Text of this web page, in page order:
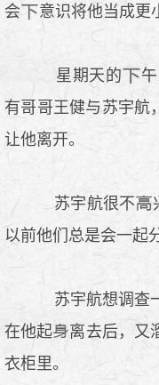
会
意识将他当成更
星期天的
有哥哥王健与苏宇航
让他离开。
苏宇航很不
以前他们总是会一起
苏宇航想调查
在他起
离去后，又
衣柜里。